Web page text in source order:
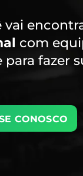
vai
com
fazer
CONOSCO